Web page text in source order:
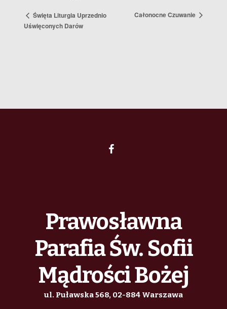
Święta Liturgia Uprzednio
Uświęconych Darów
Całonocne Czuwanie
Prawosławna
Parafia Św. Sofii
Mądrości Bożej
ul. Puławska 568, 02-884 Warszawa